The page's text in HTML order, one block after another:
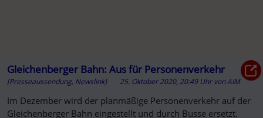
Gleichenberger Bahn: Aus für Personenverkehr
[Presseaussendung, Newslink] 25. Oktober 2020, 20:49 Uhr vonAIM
Im Dezember wird der planmäßige Personenverkehr auf der
Gleichenberger Bahn eingestellt und durch Busse ersetzt.